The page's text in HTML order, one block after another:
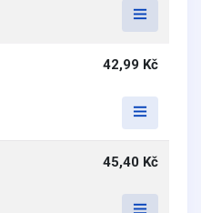
42,99 Kč
45,40 Kč